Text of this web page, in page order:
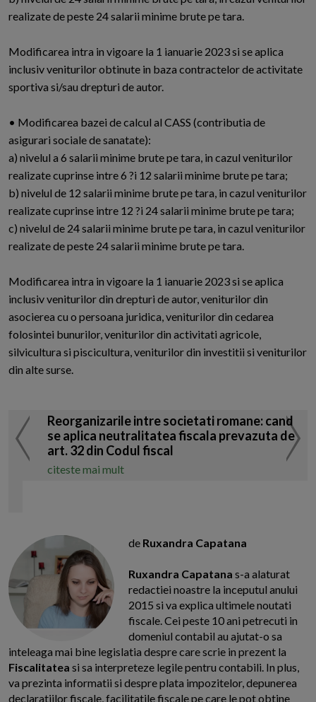
realizate de peste 24 salarii minime brute pe tara.
Modificarea intra in vigoare la 1 ianuarie 2023 si se aplica
inclusiv veniturilor obtinute in baza contractelor de activitate
sportiva si/sau drepturi de autor.
• Modificarea bazei de calcul al CASS (contributia de
asigurari sociale de sanatate):
a) nivelul a 6 salarii minime brute pe tara, in cazul veniturilor
realizate cuprinse intre 6 ?i 12 salarii minime brute pe tara;
b) nivelul de 12 salarii minime brute pe tara, in cazul veniturilor
realizate cuprinse intre 12 ?i 24 salarii minime brute pe tara;
c) nivelul de 24 salarii minime brute pe tara, in cazul veniturilor
realizate de peste 24 salarii minime brute pe tara.
Modificarea intra in vigoare la 1 ianuarie 2023 si se aplica
inclusiv veniturilor din drepturi de autor, veniturilor din
asocierea cu o persoana juridica, veniturilor din cedarea
folosintei bunurilor, veniturilor din activitati agricole,
silvicultura si piscicultura, veniturilor din investitii si veniturilor
din alte surse.
Reorganizarile intre societati romane: cand
se aplica neutralitatea fiscala prevazuta de
art. 32 din Codul fiscal
citeste mai mult
de Ruxandra Capatana
Ruxandra Capatana s-a alaturat
redactiei noastre la inceputul anului
2015 si va explica ultimele noutati
fiscale. Cei peste 10 ani petrecuti in
domeniul contabil au ajutat-o sa
inteleaga mai bine legislatia despre care scrie in prezent la
Fiscalitatea si sa interpreteze legile pentru contabili. In plus,
va prezinta informatii si despre plata impozitelor, depunerea
declaratiilor fiscale, facilitatile fiscale pe care le pot obtine